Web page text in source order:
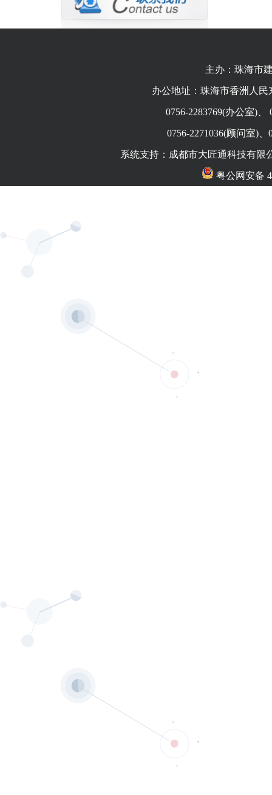
主办：珠海市
办公地址：珠海市香洲人民
0756-2283769(办公室)、
0756-2271036(顾问室)
系统支持： 成都市大匠通科技有限
粤公网安备